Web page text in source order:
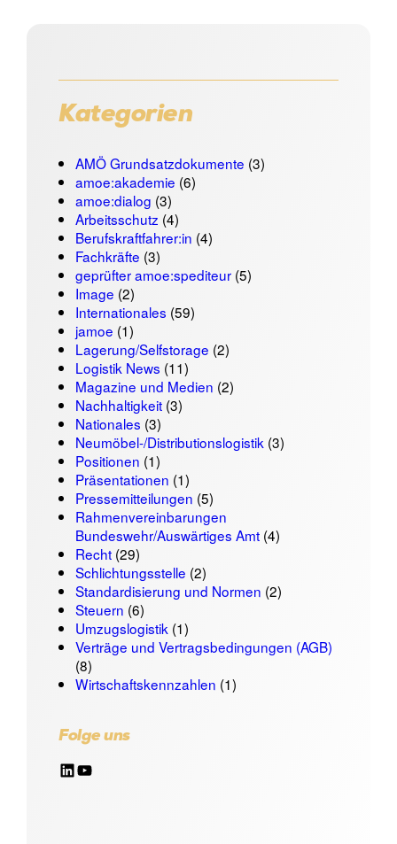
Kategorien
AMÖ Grundsatzdokumente (3)
amoe:akademie (6)
amoe:dialog (3)
Arbeitsschutz (4)
Berufskraftfahrer:in (4)
Fachkräfte (3)
geprüfter amoe:spediteur(5)
Image (2)
Internationales (59)
jamoe (1)
Lagerung/Selfstorage (2)
Logistik News (11)
Magazine und Medien (2)
Nachhaltigkeit(3)
Nationales (3)
Neumöbel-/Distributionslogistik (3)
Positionen (1)
Präsentationen (1)
Pressemitteilungen (5)
Rahmenvereinbarungen
Bundeswehr/Auswärtiges Amt(4)
Recht(29)
Schlichtungsstelle (2)
Standardisierung und Normen (2)
Steuern (6)
Umzugslogistik (1)
Verträge und Vertragsbedingungen (AGB)
(8)
Wirtschaftskennzahlen (1)
Folge uns
LinkedIn YouTube